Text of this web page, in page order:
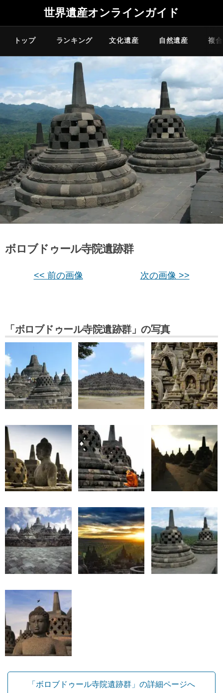
世界遺産オンラインガイド
トップ ランキング 文化遺産 自然遺産 複
ボロブドゥール寺院遺跡群
<< 前の画像 次の画像 >>
「ボロブドゥール寺院遺跡群」の写真
「ボロブドゥール寺院遺跡群」の詳細ページへ